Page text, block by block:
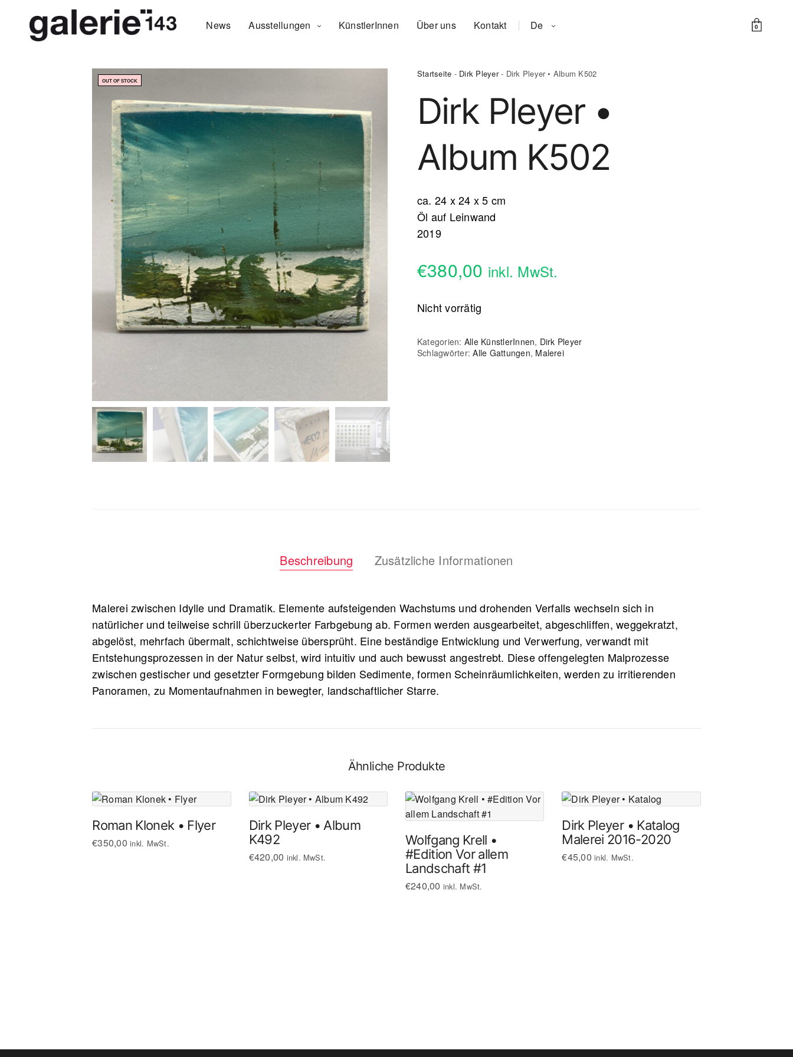
News Ausstellungen KünstlerInnen Über uns Kontakt De 0
OUT OF STOCK
Startseite - Dirk Pleyer- Dirk Pleyer • Album K502
Dirk Pleyer •
Album K502
ca. 24 x 24 x 5 cm
Öl auf Leinwand
2019
€380,00 inkl. MwSt.
Nicht vorrätig
Kategorien: Alle KünstlerInnen, Dirk Pleyer
Schlagwörter:Alle Gattungen, Malerei
Beschreibung Zusätzliche Informationen
Malerei zwischen Idylle und Dramatik. Elemente aufsteigenden Wachstums und drohenden Verfalls wechseln sich in
natürlicher und teilweise schrill überzuckerter Farbgebung ab. Formen werden ausgearbeitet, abgeschliffen, weggekratzt,
abgelöst, mehrfach übermalt, schichtweise übersprüht. Eine beständige Entwicklung und Verwerfung, verwandt mit
Entstehungsprozessen in der Natur selbst, wird intuitiv und auch bewusst angestrebt. Diese offengelegten Malprozesse
zwischen gestischer und gesetzter Formgebung bilden Sedimente, formen Scheinräumlichkeiten, werden zu irritierenden
Panoramen, zu Momentaufnahmen in bewegter, landschaftlicher Starre.
Ähnliche Produkte
Roman Klonek • Flyer
€350,00 inkl. MwSt.
Dirk Pleyer • Album
K492
€420,00 inkl. MwSt.
Wolfgang Krell •
#Edition Vor allem
Landschaft #1
€240,00 inkl. MwSt.
Dirk Pleyer • Katalog
Malerei 2016-2020
€45,00 inkl. MwSt.